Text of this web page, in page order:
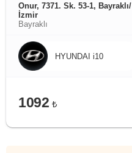
Onur, 7371. Sk. 53-1, Bayraklı/
İzmir
Bayraklı
HYUNDAI i10
1092 ₺